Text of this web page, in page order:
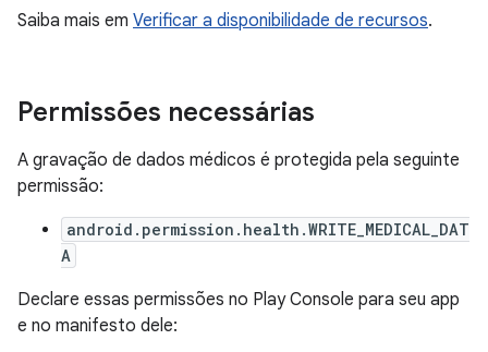
Saiba mais em Verificar a disponibilidade de recursos.
Permissões necessárias
A gravação de dados médicos é protegida pela seguinte
permissão:
android.permission.health.WRITE_MEDICAL_DAT
A
Declare essas permissões no Play Console para seu app
e no manifesto dele: